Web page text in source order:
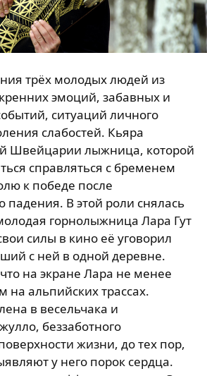
трёх молодых людей из
эмоций, забавных и
ситуаций личного
слабостей. Кьяра
Швейцарии лыжница, которой
справляться с бременем
к победе после
падения. В этой роли снялась
горнолыжница Лара Гут
силы в кино её уговорил
с ней в одной деревне.
на экране Лара не менее
на альпийских трассах.
в весельчака и
беззаботного
жизни, до тех пор,
у него порок сердца.